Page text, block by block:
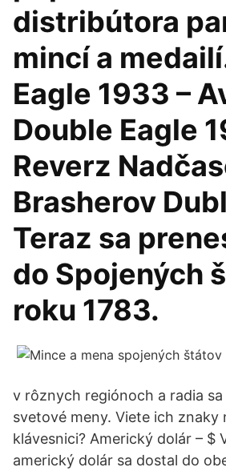
distribútora
mincí a
Eagle 1933 –
Double Eagle
Reverz
Brasherov
Teraz sa
do Spojených
roku 1783.
v rôznych regiónoch a radia
svetové meny. Viete ich znaky
klávesnici? Americký dolár – $
americký dolár sa dostal do